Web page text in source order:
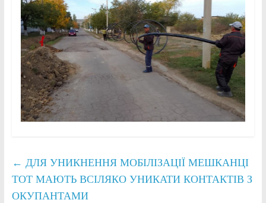
← ДЛЯ УНИКНЕННЯ МОБІЛІЗАЦІЇ МЕШКАНЦІ
ТОТ МАЮТЬ ВСІЛЯКО УНИКАТИ КОНТАКТІВ З
ОКУПАНТАМИ